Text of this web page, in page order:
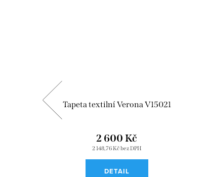
Tapeta textilní Verona V15021
2 148,76 Kč bez DPH
2 600 Kč
DETAIL